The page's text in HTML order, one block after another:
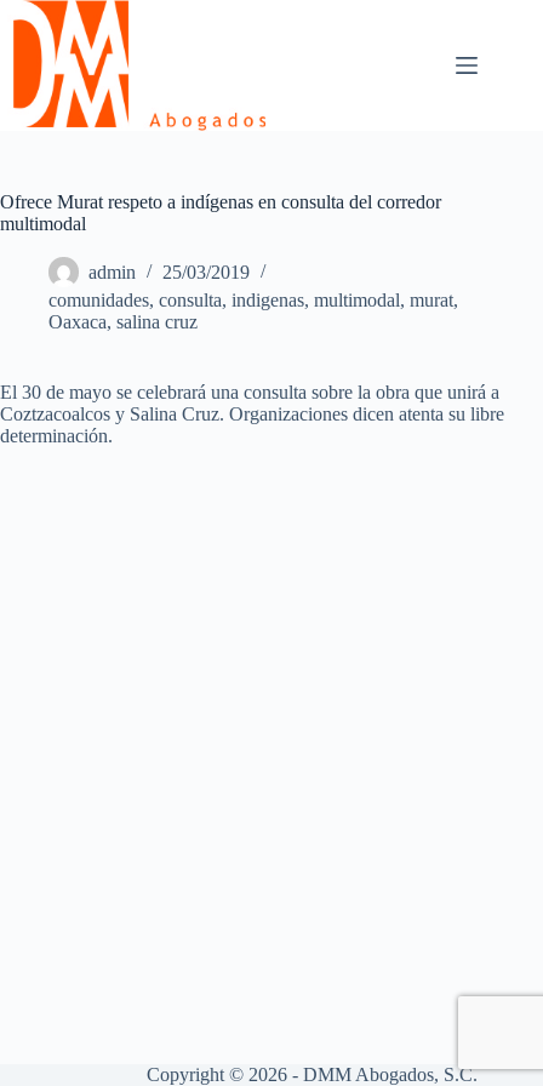
Skip
content
Ofrece Murat respeto a indígenas en consulta del corredor
multimodal
admin
25/03/2019
comunidades, consulta, indigenas, multimodal, murat,
Oaxaca, salina cruz
El 30 de mayo se celebrará una consulta sobre la obra que unirá a
Coztzacoalcos y Salina Cruz. Organizaciones dicen atenta su libre
determinación.
Copyright © 2026 - DMM Abogados, S.C.